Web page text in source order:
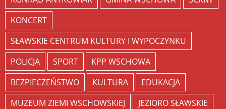
KONCERT
SŁAWSKIE CENTRUM KULTURY I WYPOCZYNKU
POLICJA
SPORT
KPP WSCHOWA
BEZPIECZEŃSTWO
KULTURA
EDUKACJA
MUZEUM ZIEMI WSCHOWSKIEJ
JEZIORO SŁAWSKIE